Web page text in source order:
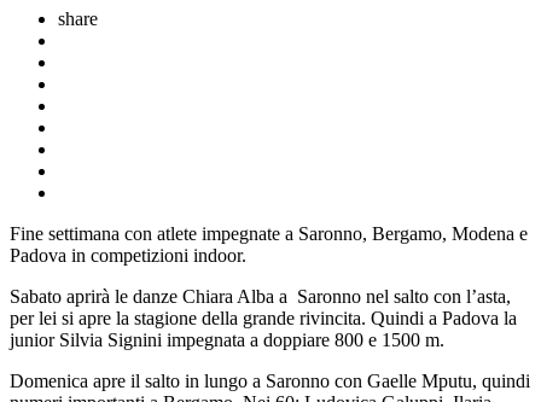
share
Fine settimana con atlete impegnate a Saronno, Bergamo, Modena e
Padova in competizioni indoor.
Sabato aprirà le danze Chiara Alba a Saronno nel salto con l’asta,
per lei si apre la stagione della grande rivincita. Quindi a Padova la
junior Silvia Signini impegnata a doppiare 800 e 1500 m.
Domenica apre il salto in lungo a Saronno con Gaelle Mputu, quindi